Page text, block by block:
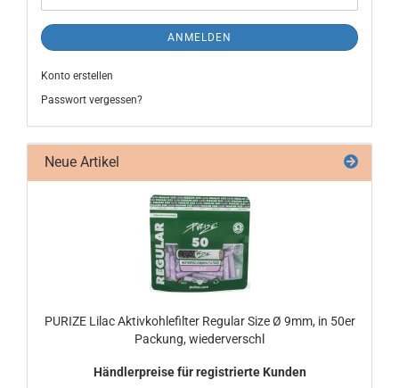
ANMELDEN
Konto erstellen
Passwort vergessen?
Neue Artikel
PU­RI­ZE Lilac Ak­tiv­koh­le­fil­ter Re­gu­lar Size Ø 9mm, in 50er
Pa­ckung, wie­der­ver­schl
Händlerpreise für registrierte Kunden